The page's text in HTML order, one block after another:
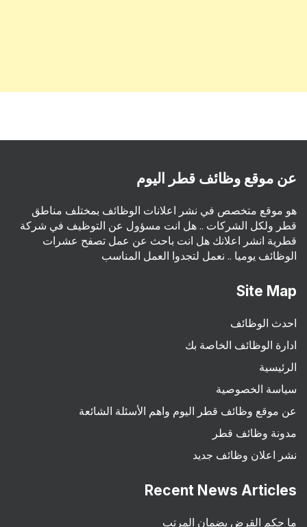
عن موقع وظائف قطر اليوم
هو موقع متخصص في نشر اعلانات الوظائف بمختلف مناطق
قطر ولكل الشركات .. هل انت مسؤول عن التوظيف في شركة
قطرية انشر اعلانك هل انت باحث عن عمل تصفح عشرات
الوظائف يوميا .. نعمل لتجدوا العمل المناسب
Site Map
احدث الوظائف
ادارة الوظائف الخاصة بك
الرئيسية
سياسة الخصوصية
عن موقع وظائف قطر اليوم واهم الأسئلة الشائعة
مدونة وظائف قطر
نشر اعلان وظائف جديد
Recent News Articles
ما حكم القرض بضمان المرتب